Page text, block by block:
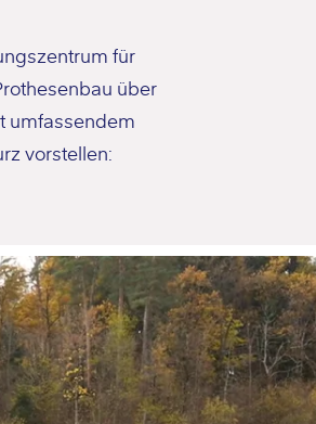
für
über
umfassendem
vorstellen: